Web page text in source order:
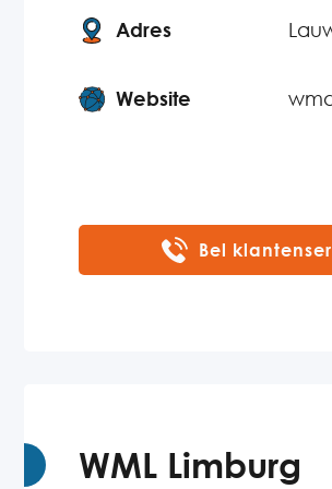
Adres
Website
Bel
WML Limburg